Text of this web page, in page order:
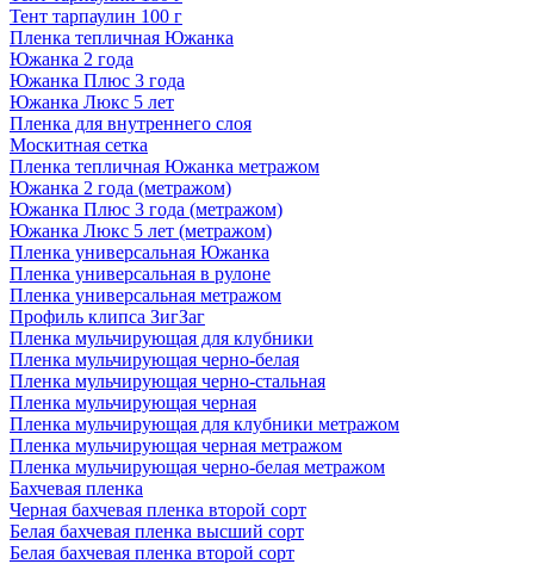
Тент тарпаулин 100 г
Пленка тепличная Южанка
Южанка 2 года
Южанка Плюс 3 года
Южанка Люкс 5 лет
Пленка для внутреннего слоя
Москитная сетка
Пленка тепличная Южанка метражом
Южанка 2 года (метражом)
Южанка Плюс 3 года (метражом)
Южанка Люкс 5 лет (метражом)
Пленка универсальная Южанка
Пленка универсальная в рулоне
Пленка универсальная метражом
Профиль клипса ЗигЗаг
Пленка мульчирующая для клубники
Пленка мульчирующая черно-белая
Пленка мульчирующая черно-стальная
Пленка мульчирующая черная
Пленка мульчирующая для клубники метражом
Пленка мульчирующая черная метражом
Пленка мульчирующая черно-белая метражом
Бахчевая пленка
Черная бахчевая пленка второй сорт
Белая бахчевая пленка высший сорт
Белая бахчевая пленка второй сорт